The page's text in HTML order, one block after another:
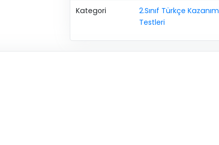
Kategori
2.Sınıf Türkçe Kazanım
Testleri